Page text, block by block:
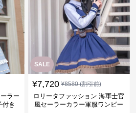
ラー
き
SALE
¥7,720 ¥8580(割引前)
ロリータファッション 海軍士官
風セーラーカラー軍服ワンピー